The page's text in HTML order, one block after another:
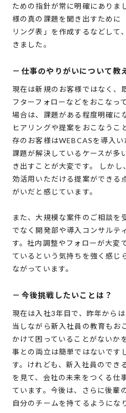
ための指針が常に明確にありま
様の真の課題を聞き出すために
リング表」を作成するなどして
きました。
－ 仕事のやりがいについて教
現在は新規のお客様ではなく、
フターフォローなどをおこなっ
場合は、課題がある程度明確に
ヒアリングや提案をおこなうこ
存のお客様はWEBCASを導入
課題が解決しているケースが多
き出すことが大変です。 しか
効活用いただける提案ができる
がいだと感じています。
また、大規模な案件のご相談を
でなく開発部や導入コンサルテ
す。社内調整やフォローが大変
ているという気持ちを強く感じ
ながっています。
－ 今後挑戦したいことは？
現在は入社3年目で、昨年から
当しながら新入社員の教育もお
かけて困っていることがないか
事との両立は簡単ではないです
す。けれども、新入社員のでき
を見て、会社の未来をつくる仕
ています。今後は、さらに後輩
自分のチームを持てるようにな